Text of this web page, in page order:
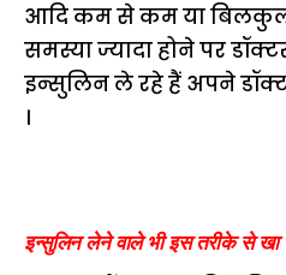
आदि कम से कम या बिलकुल
समस्या ज्यादा होने पर
इन्सुलिन ले रहे हैं अपने
।
इन्सुलिन लेने वाले भी इस तरीके से